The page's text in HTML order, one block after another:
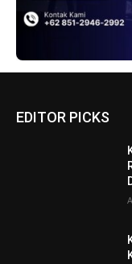
EDITOR PICKS